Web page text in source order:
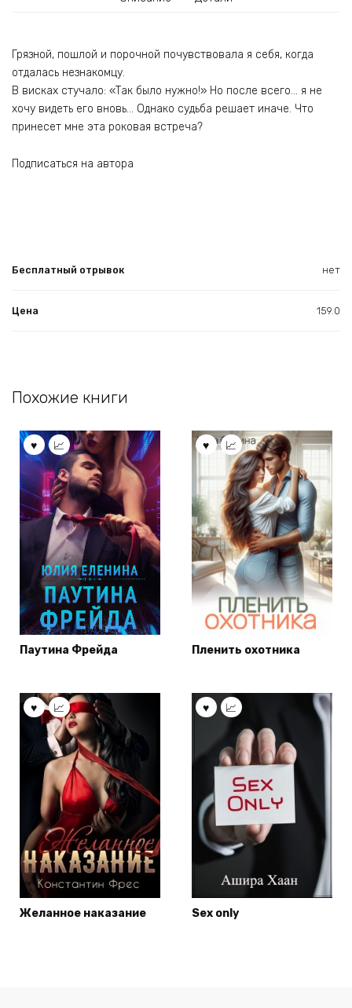
Грязной, пошлой и порочной почувствовала я себя, когда
отдалась незнакомцу.
В висках стучало: «Так было нужно!» Но после всего… я не
хочу видеть его вновь… Однако судьба решает иначе. Что
принесет мне эта роковая встреча?
Подписаться на автора
Бесплатный отрывок нет
Цена 159.0
Похожие книги
Паутина Фрейда Пленить охотника
Желанное наказание Sex only